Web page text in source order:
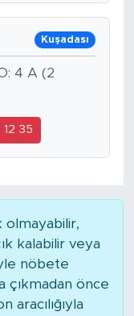
Kuşadası
4 A (2
12 35
olmayabilir,
kalabilir veya
nöbete
çıkmadan önce
aracılığıyla